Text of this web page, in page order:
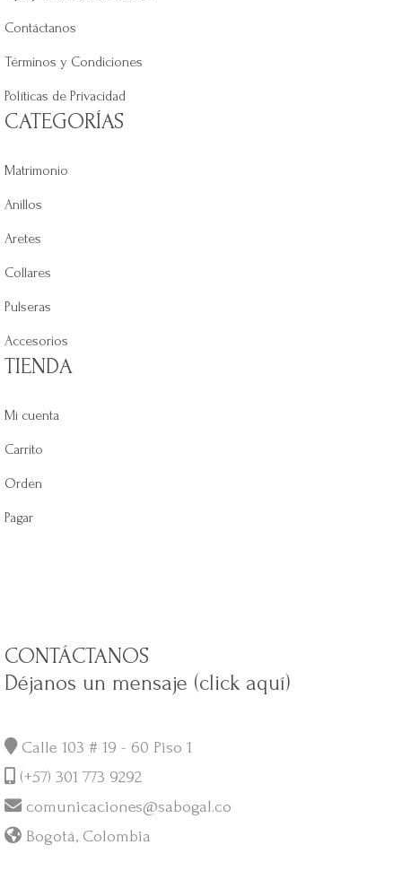
Contáctanos
Términos y Condiciones
Políticas de Privacidad
CATEGORÍAS
Matrimonio
Anillos
Aretes
Collares
Pulseras
Accesorios
TIENDA
Mi cuenta
Carrito
Orden
Pagar
CONTÁCTANOS
Déjanos un mensaje (click aquí)
Calle 103 # 19 - 60 Piso 1
(+57) 301 773 9292
comunicaciones@sabogal.co
Bogotá, Colombia